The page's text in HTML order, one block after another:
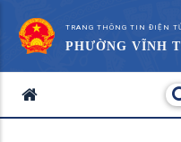
TRANG THÔNG TIN ĐIỆN
PHƯỜNG VĨNH